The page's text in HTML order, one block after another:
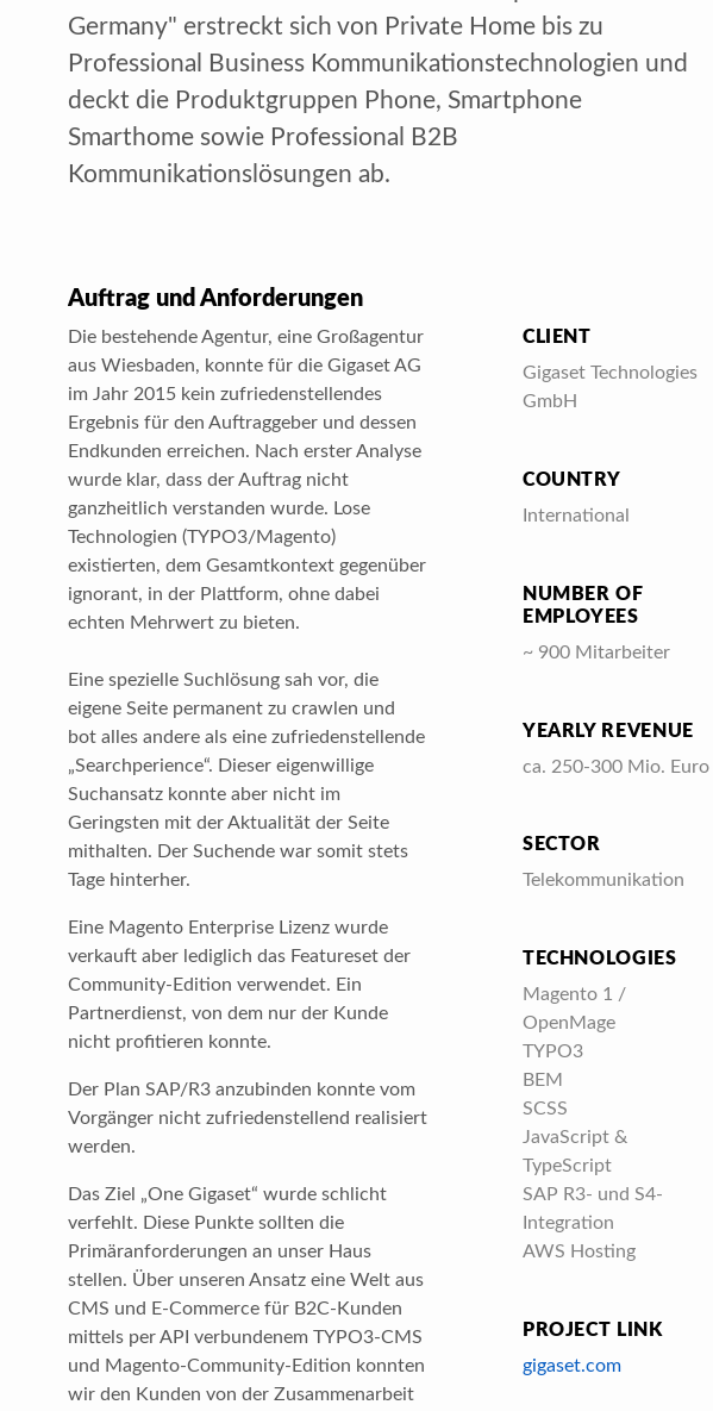
Germany" erstreckt sich von Private Home bis zu
Professional Business Kommunikationstechnologien und
deckt die Produktgruppen Phone, Smartphone
Smarthome sowie Professional B2B
Kommunikationslösungen ab.
Auftrag und Anforderungen
Die bestehende Agentur, eine Großagentur
aus Wiesbaden, konnte für die Gigaset AG
im Jahr 2015 kein zufriedenstellendes
Ergebnis für den Auftraggeber und dessen
Endkunden erreichen. Nach erster Analyse
wurde klar, dass der Auftrag nicht
ganzheitlich verstanden wurde. Lose
Technologien (TYPO3/Magento)
existierten, dem Gesamtkontext gegenüber
ignorant, in der Plattform, ohne dabei
echten Mehrwert zu bieten.
Eine spezielle Suchlösung sah vor, die
eigene Seite permanent zu crawlen und
bot alles andere als eine zufriedenstellende
„Searchperience“. Dieser eigenwillige
Suchansatz konnte aber nicht im
Geringsten mit der Aktualität der Seite
mithalten. Der Suchende war somit stets
Tage hinterher.
Eine Magento Enterprise Lizenz wurde
verkauft aber lediglich das Featureset der
Community-Edition verwendet. Ein
Partnerdienst, von dem nur der Kunde
nicht profitieren konnte.
Der Plan SAP/R3 anzubinden konnte vom
Vorgänger nicht zufriedenstellend realisiert
werden.
Das Ziel „One Gigaset“ wurde schlicht
verfehlt. Diese Punkte sollten die
Primäranforderungen an unser Haus
stellen. Über unseren Ansatz eine Welt aus
CMS und E-Commerce für B2C-Kunden
mittels per API verbundenem TYPO3-CMS
und Magento-Community-Edition konnten
wir den Kunden von der Zusammenarbeit
CLIENT
Gigaset Technologies
GmbH
COUNTRY
International
NUMBER OF
EMPLOYEES
~ 900 Mitarbeiter
YEARLY REVENUE
ca. 250-300 Mio. Euro
SECTOR
Telekommunikation
TECHNOLOGIES
Magento 1 /
OpenMage
TYPO3
BEM
SCSS
JavaScript &
TypeScript
SAP R3- und S4-
Integration
AWS Hosting
PROJECT LINK
gigaset.com